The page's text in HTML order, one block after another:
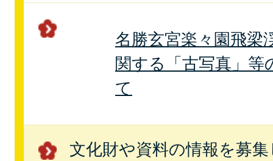
名勝玄宮楽々園飛梁
関する「古写真」等
て
文化財や資料の情報を募